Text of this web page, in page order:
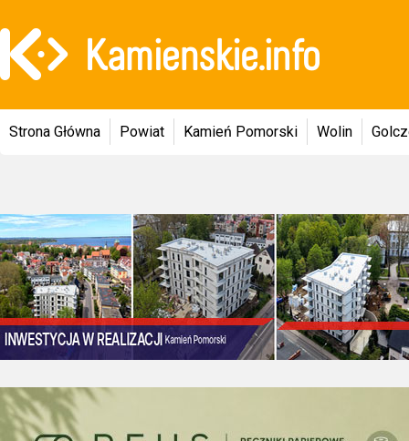
Strona Główna Powiat Kamień Pomorski Wolin